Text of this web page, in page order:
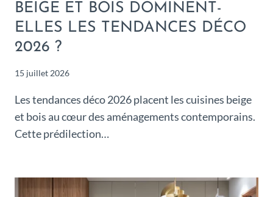
BEIGE ET BOIS DOMINENT-
ELLES LES TENDANCES DÉCO
2026 ?
15 juillet 2026
Les tendances déco 2026 placent les cuisines beige
et bois au cœur des aménagements contemporains.
Cette prédilection…